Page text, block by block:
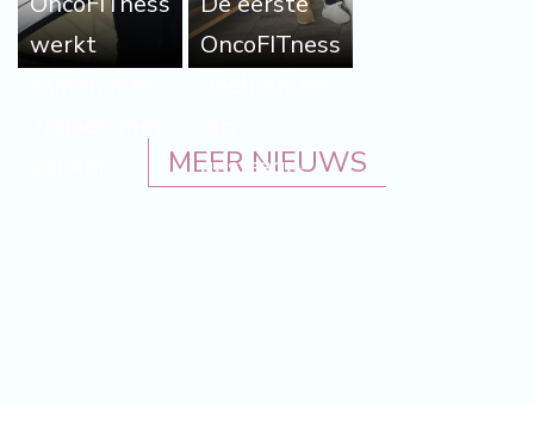
werkt
OncoFITness
geslaagd!
MEER NIEUWS